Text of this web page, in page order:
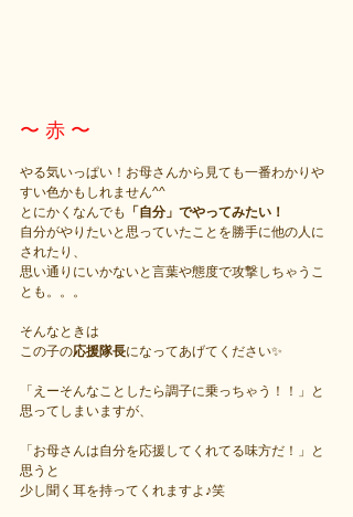
〜 赤 〜
やる気いっぱい！お母さんから見ても一番わかりや
すい色かもしれません^^
とにかくなんでも
「自分」でやってみたい！
自分がやりたいと思っていたことを勝手に他の人に
されたり、
思い通りにいかないと言葉や態度で攻撃しちゃうこ
とも。。。
そんなときは
この子の応援隊長になってあげてください✨
「えーそんなことしたら調子に乗っちゃう！！」と
思ってしまいますが、
「お母さんは自分を応援してくれてる味方だ！」と
思うと
少し聞く耳を持ってくれますよ♪笑